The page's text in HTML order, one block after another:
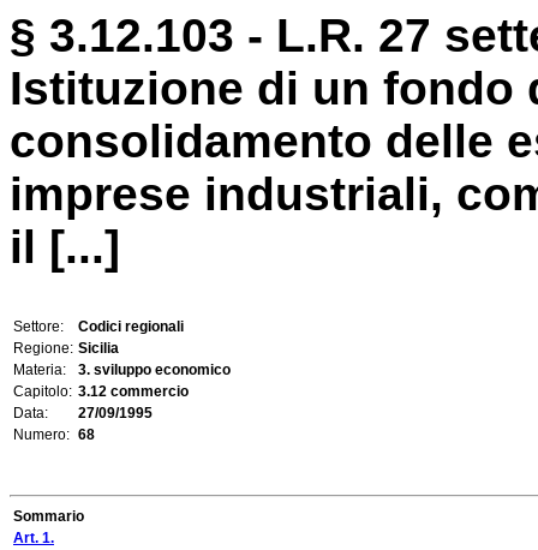
§ 3.12.103 - L.R. 27
Istituzione di un fondo
consolidamento delle
imprese industriali,
il [...]
Settore:
Codici regionali
Regione: Sicilia
Materia:
3. sviluppo economico
Capitolo: 3.12 commercio
Data:
27/09/1995
Numero: 68
Sommario
Art. 1.